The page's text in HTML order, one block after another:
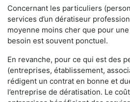
Concernant les particuliers
services d’un dératiseur
moyenne moins cher que pour
besoin est souvent ponctuel.
En revanche, pour ce qui est des
(entreprises, établissement,
rédigent un contrat en bonne et
l’entreprise de dératisation. Le